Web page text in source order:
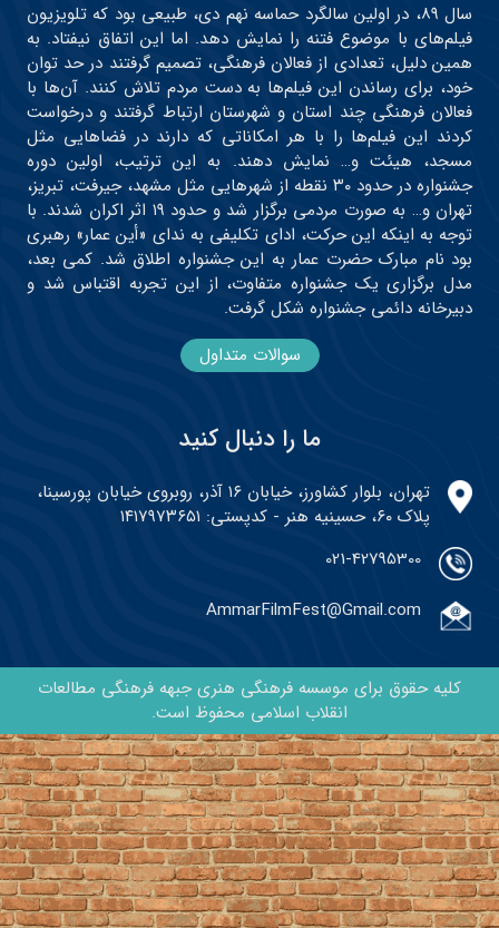
سال ۸۹، در اولین سالگرد حماسه نهم دی، طبیعی بود که تلویزیون
فیلم‌های با موضوع فتنه را نمایش دهد. اما این اتفاق نیفتاد. به
همین دلیل، تعدادی از فعالان فرهنگی، تصمیم گرفتند در حد توان
خود، برای رساندن این فیلم‌ها به دست مردم تلاش کنند. آن‌ها با
فعالان فرهنگی چند استان و شهرستان ارتباط گرفتند و درخواست
کردند این فیلم‌ها را با هر امکاناتی که دارند در فضاهایی مثل
مسجد، هیئت و… نمایش دهند. به این ترتیب، اولین دوره
جشنواره در حدود ۳۰ نقطه از شهرهایی مثل مشهد، جیرفت، تبریز،
تهران و… به صورت مردمی برگزار شد و حدود ۱۹ اثر اکران شدند. با
توجه به اینکه این حرکت، ادای تکلیفی به ندای «أین عمار» رهبری
بود نام مبارک حضرت عمار به این جشنواره اطلاق شد. کمی بعد،
مدل برگزاری یک جشنواره متفاوت، از این تجربه اقتباس شد و
دبیرخانه دائمی جشنواره شکل گرفت.
سوالات متداول
ما را دنبال کنید
تهران، بلوار کشاورز، خیابان ۱۶ آذر، روبروی خیابان پورسینا،
پلاک ۶۰، حسینیه هنر - کدپستی: ۱۴۱۷۹۷۳۶۵۱
021-42795300
AmmarFilmFest@Gmail.com
کلیه حقوق برای موسسه فرهنگی هنری جبهه فرهنگی مطالعات
انقلاب اسلامی محفوظ است.